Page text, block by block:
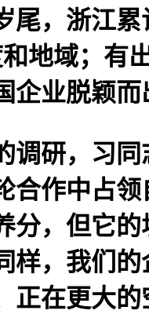
，浙江累
地域；有
企业脱颖而
研，习同
合作中占
分，但它
样，我们
正在更大的